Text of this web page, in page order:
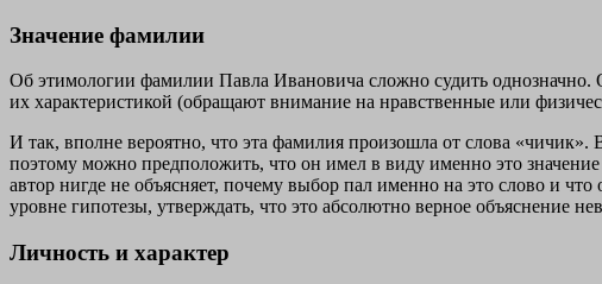
Значение фамилии
Об этимологии фамилии Павла Ивановича сложно судить
их характеристикой (обращают внимание на нравственные или
И так, вполне вероятно, что эта фамилия произошла от слова
поэтому можно предположить, что он имел в виду именно это
автор нигде не объясняет, почему выбор пал именно на это слово и
уровне гипотезы, утверждать, что это абсолютно верное объяснение
Личность и характер